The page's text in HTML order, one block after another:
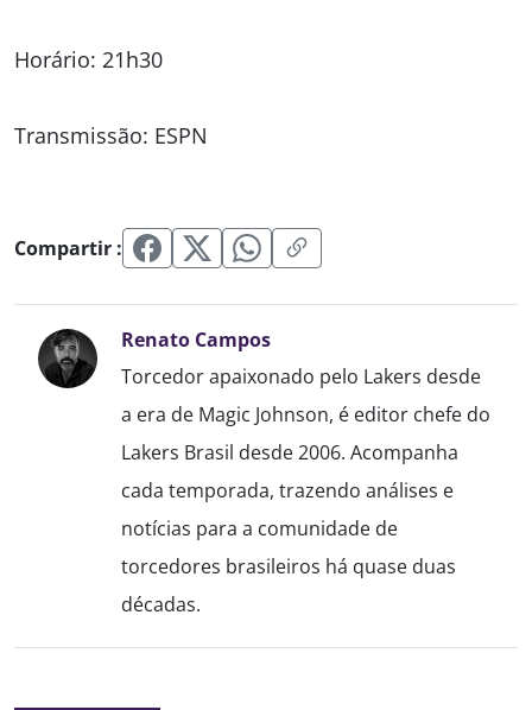
Horário: 21h30
Transmissão: ESPN
Compartir :
Renato Campos
Torcedor apaixonado pelo Lakers desde
a era de Magic Johnson, é editor chefe do
Lakers Brasil desde 2006. Acompanha
cada temporada, trazendo análises e
notícias para a comunidade de
torcedores brasileiros há quase duas
décadas.